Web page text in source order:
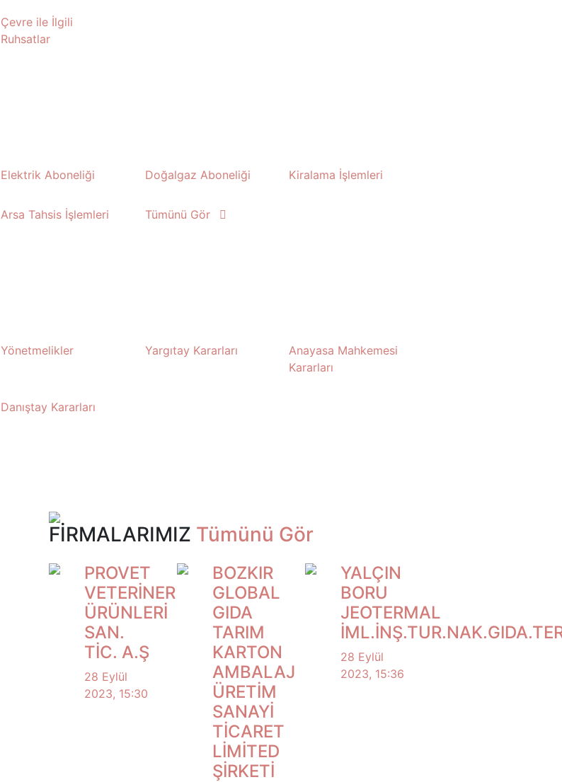
Çevre ile İlgili
Ruhsatlar
Elektrik Aboneliği Doğalgaz Aboneliği Kiralama İşlemleri
Arsa Tahsis İşlemleri Tümünü Gör
Yönetmelikler Yargıtay Kararları
Anayasa Mahkemesi
Kararları
Danıştay Kararları
FİRMALARIMIZ Tümünü Gör
PROVET
VETERİNER
ÜRÜNLERİ
SAN.
TİC. A.Ş
28 Eylül
2023, 15:30
BOZKIR
GLOBAL
GIDA
TARIM
KARTON
AMBALAJ
ÜRETİM
SANAYİ
TİCARET
LİMİTED
ŞİRKETİ
YALÇIN
BORU
JEOTERMAL
28 Eylül
2023, 15:36